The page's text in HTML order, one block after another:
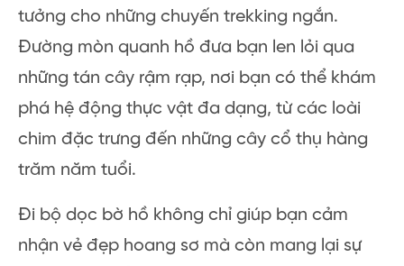
tưởng cho những chuyến trekking ngắn.
Đường mòn quanh hồ đưa bạn len lỏi qua
những tán cây rậm rạp, nơi bạn có thể khám
phá hệ động thực vật đa dạng, từ các loài
chim đặc trưng đến những cây cổ thụ hàng
trăm năm tuổi.
Đi bộ dọc bờ hồ không chỉ giúp bạn cảm
nhận vẻ đẹp hoang sơ mà còn mang lại sự